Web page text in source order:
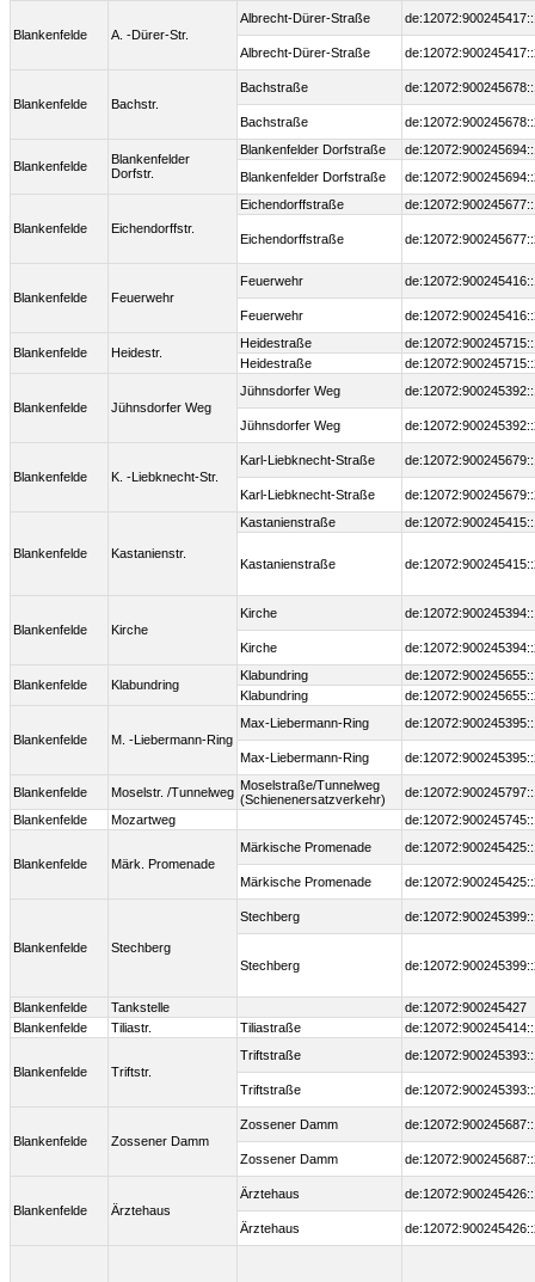
Blankenfelde A. -Dürer-Str.
Albrecht-Dürer-Straße
Albrecht-Dürer-Straße
Blankenfelde Bachstr.
Bachstraße
Bachstraße
Blankenfelde
Blankenfelder
Dorfstr.
Blankenfelder Dorfstraße
Blankenfelder Dorfstraße
Blankenfelde Eichendorffstr.
Eichendorffstraße
Eichendorffstraße
Blankenfelde Feuerwehr
Feuerwehr
Feuerwehr
Blankenfelde Heidestr.
Heidestraße
Heidestraße
Blankenfelde Jühnsdorfer Weg
Jühnsdorfer Weg
Jühnsdorfer Weg
Blankenfelde K. -Liebknecht-Str.
Karl-Liebknecht-Straße
Karl-Liebknecht-Straße
Blankenfelde Kastanienstr.
Kastanienstraße
Kastanienstraße
Blankenfelde Kirche
Kirche
Kirche
Blankenfelde Klabundring
Klabundring
Klabundring
Blankenfelde M. -Liebermann-Ring
Max-Liebermann-Ring
Max-Liebermann-Ring
Blankenfelde Moselstr. /Tunnelweg Moselstraße/Tunnelweg
(Schienenersatzverkehr)
Blankenfelde
Mozartweg
Blankenfelde Märk. Promenade
Märkische Promenade
Märkische Promenade
Blankenfelde Stechberg
Stechberg
Stechberg
Blankenfelde Tankstelle
de:12072:900245427
Blankenfelde
Tiliastr. Tiliastraße
Blankenfelde Triftstr.
Triftstraße
Triftstraße
Blankenfelde Zossener Damm
Zossener Damm
Zossener Damm
Blankenfelde Ärztehaus
Ärztehaus
Ärztehaus